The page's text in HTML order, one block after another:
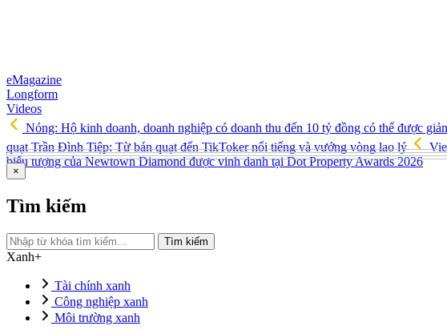
eMagazine
Longform
Videos
Nóng: Hộ kinh doanh, doanh nghiệp có doanh thu đến 10 tỷ đồng có thể được
quạt Trần Đình Tiệp: Từ bán quạt đến TikToker nổi tiếng và vướng vòng lao lý
biểu tượng của Newtown Diamond được vinh danh tại Dot Property Awards 2026
×
Tìm kiếm
Tìm kiếm
Xanh+
Tài chính xanh
Công nghiệp xanh
Môi trường xanh